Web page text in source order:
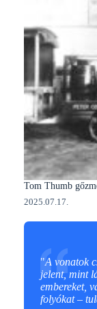
Tom Thumb
2025.07.17.
"A vonatok
jelent, mint
embereket,
folyókat –